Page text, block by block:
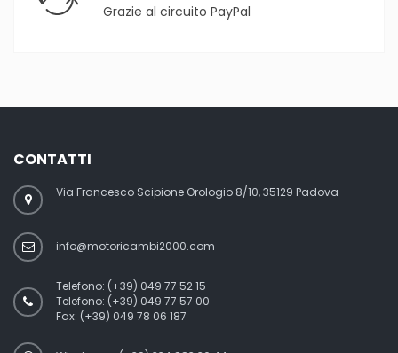
Grazie al circuito PayPal
CONTATTI
Via Francesco Scipione Orologio 8/10, 35129 Padova
info@motoricambi2000.com
Telefono: (+39) 049 77 52 15
Telefono: (+39) 049 77 57 00
Fax: (+39) 049 78 06 187